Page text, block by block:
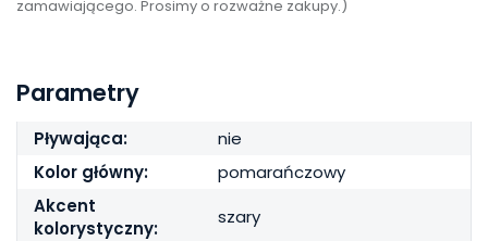
zamawiającego. Prosimy o rozważne zakupy.)
Parametry
Pływająca:
nie
Kolor główny:
pomarańczowy
Akcent
kolorystyczny:
szary